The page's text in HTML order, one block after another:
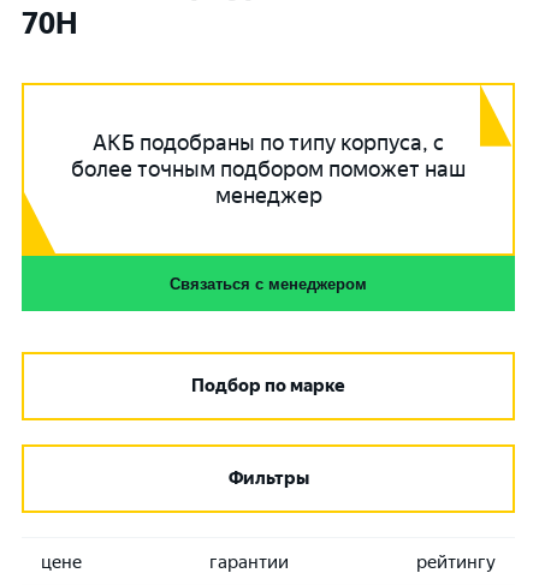
70H
АКБ подобраны по типу корпуса, с
более точным подбором поможет наш
менеджер
Связаться с менеджером
Подбор по марке
Фильтры
цене гарантии рейтингу